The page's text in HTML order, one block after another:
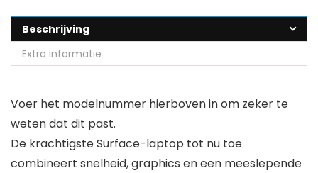
Beschrijving
Extra informatie
Voer het modelnummer hierboven in om zeker te
weten dat dit past.
De krachtigste Surface-laptop tot nu toe
combineert snelheid, graphics en een meeslepende